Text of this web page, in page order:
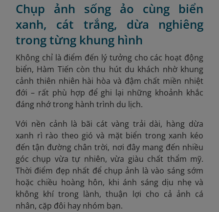
Chụp ảnh sống ảo cùng biển
xanh, cát trắng, dừa nghiêng
trong từng khung hình
Không chỉ là điểm đến lý tưởng cho các hoạt động
biển, Hàm Tiến còn thu hút du khách nhờ khung
cảnh thiên nhiên hài hòa và đậm chất miền nhiệt
đới – rất phù hợp để ghi lại những khoảnh khắc
đáng nhớ trong hành trình du lịch.
Với nền cảnh là bãi cát vàng trải dài, hàng dừa
xanh rì rào theo gió và mặt biển trong xanh kéo
đến tận đường chân trời, nơi đây mang đến nhiều
góc chụp vừa tự nhiên, vừa giàu chất thẩm mỹ.
Thời điểm đẹp nhất để chụp ảnh là vào sáng sớm
hoặc chiều hoàng hôn, khi ánh sáng dịu nhẹ và
không khí trong lành, thuận lợi cho cả ảnh cá
nhân, cặp đôi hay nhóm bạn.